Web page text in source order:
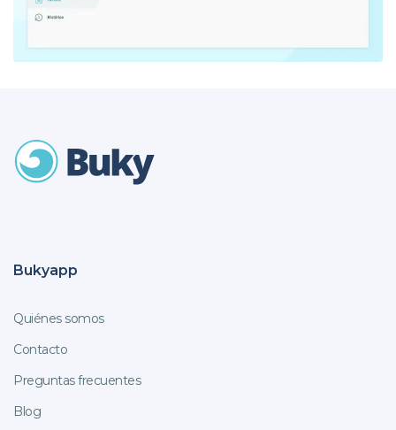
Bukyapp
Quiénes somos
Contacto
Preguntas frecuentes
Blog